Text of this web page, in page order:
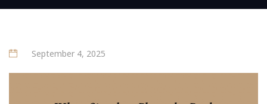
September 4, 2025